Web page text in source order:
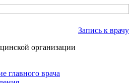
Запись к врачу
организации
главного врача